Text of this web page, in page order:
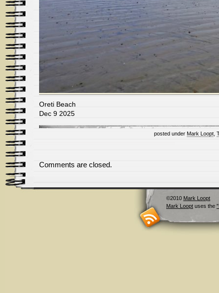
Oreti Beach
Dec 9 2025
posted under Mark Loopt,
Comments are closed.
©2010 Mark Loopt
Mark Loopt uses the